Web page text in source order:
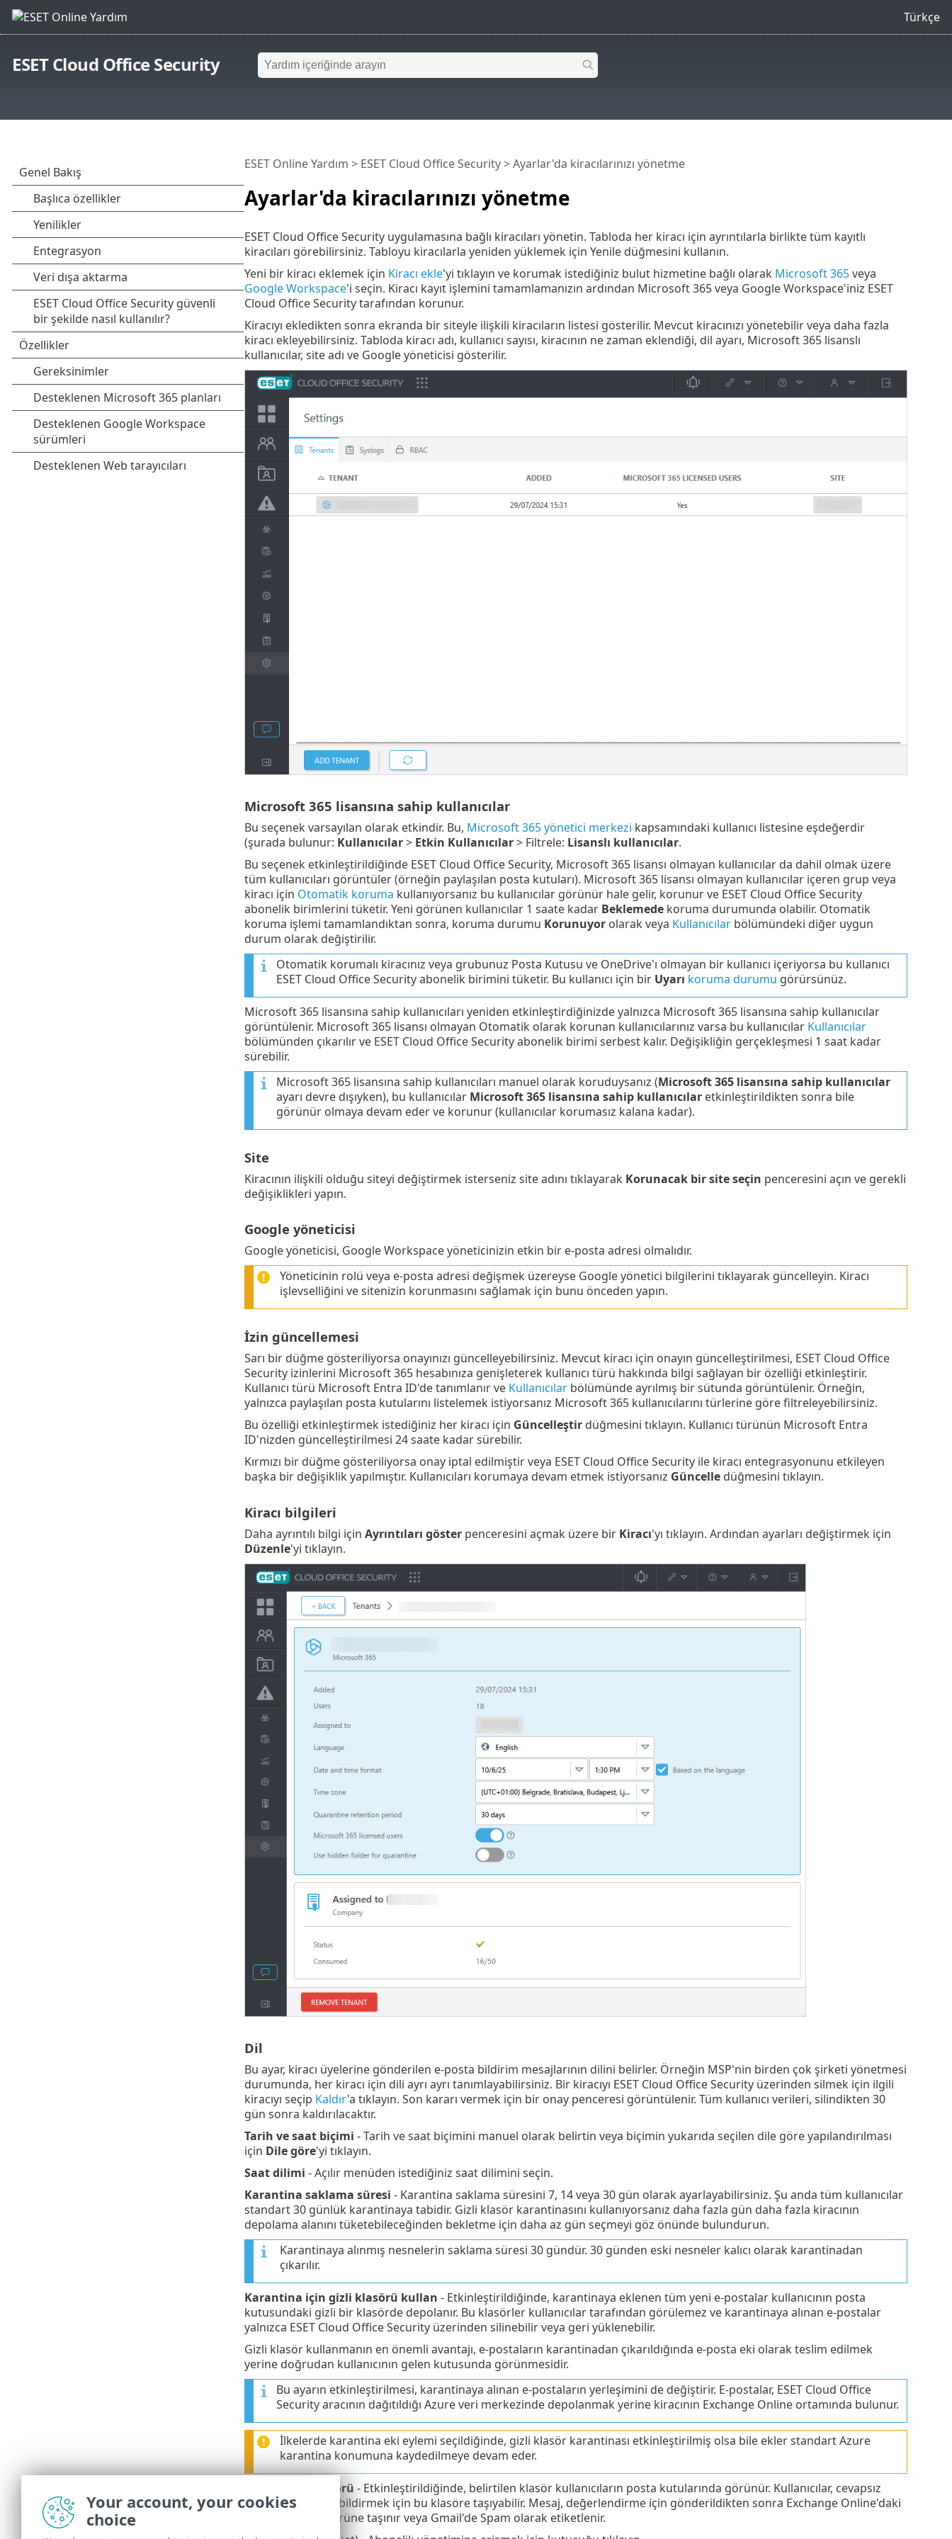
Türkçe
ESET Cloud Office Security
Ayarlar'da kiracılarınızı yönetme
ESET Online Yardım > ESET Cloud Office Security>Ayarlar'da kiracılarınızı yönetme
ESET Cloud Office Security uygulamasına bağlı kiracıları yönetin. Tabloda her kiracı için ayrıntılarla birlikte tüm kayıtlı
kiracıları görebilirsiniz. Tabloyu kiracılarla yeniden yüklemek için Yenile düğmesini kullanın.
Yeni bir kiracı eklemek için Kiracı ekle'yi tıklayın ve korumak istediğiniz bulut hizmetine bağlı olarak Microsoft 365veya
Google Workspace'i seçin. Kiracı kayıt işlemini tamamlamanızın ardından Microsoft 365 veya Google Workspace'iniz ESET
Cloud Office Security tarafından korunur.
Kiracıyı ekledikten sonra ekranda bir siteyle ilişkili kiracıların listesi gösterilir. Mevcut kiracınızı yönetebilir veya daha fazla
kiracı ekleyebilirsiniz. Tabloda kiracı adı, kullanıcı sayısı, kiracının ne zaman eklendiği, dil ayarı, Microsoft 365 lisanslı
kullanıcılar, site adı ve Google yöneticisi gösterilir.
Microsoft 365 lisansına sahip kullanıcılar
Bu seçenek varsayılan olarak etkindir. Bu, Microsoft 365 yönetici merkezi kapsamındaki kullanıcı listesine eşdeğerdir
(şurada bulunur: Kullanıcılar> Etkin Kullanıcılar> Filtrele: Lisanslı kullanıcılar.
Bu seçenek etkinleştirildiğinde ESET Cloud Office Security, Microsoft 365 lisansı olmayan kullanıcılar da dahil olmak üzere
tüm kullanıcıları görüntüler (örneğin paylaşılan posta kutuları). Microsoft 365 lisansı olmayan kullanıcılar içeren grup veya
kiracı için Otomatik koruma kullanıyorsanız bu kullanıcılar görünür hale gelir, korunur ve ESET Cloud Office Security
abonelik birimlerini tüketir. Yeni görünen kullanıcılar 1 saate kadar Beklemedekoruma durumunda olabilir. Otomatik
koruma işlemi tamamlandıktan sonra, koruma durumu Korunuyorolarak veya Kullanıcılarbölümündeki diğer uygun
durum olarak değiştirilir.
Otomatik korumalı kiracınız veya grubunuz Posta Kutusu ve OneDrive'ı olmayan bir kullanıcı içeriyorsa bu kullanıcı
ESET Cloud Office Security abonelik birimini tüketir. Bu kullanıcı için bir Uyarı koruma durumu görürsünüz.
Microsoft 365 lisansına sahip kullanıcıları yeniden etkinleştirdiğinizde yalnızca Microsoft 365 lisansına sahip kullanıcılar
görüntülenir. Microsoft 365 lisansı olmayan Otomatik olarak korunan kullanıcılarınız varsa bu kullanıcılar Kullanıcılar
bölümünden çıkarılır ve ESET Cloud Office Security abonelik birimi serbest kalır. Değişikliğin gerçekleşmesi 1 saat kadar
sürebilir.
Microsoft 365 lisansına sahip kullanıcıları manuel olarak koruduysanız (Microsoft 365 lisansına sahip kullanıcılar
ayarı devre dışıyken), bu kullanıcılar Microsoft 365 lisansına sahip kullanıcılaretkinleştirildikten sonra bile
görünür olmaya devam eder ve korunur (kullanıcılar korumasız kalana kadar).
Site
Kiracının ilişkili olduğu siteyi değiştirmek isterseniz site adını tıklayarak Korunacak bir site seçin penceresini açın ve gerekli
değişiklikleri yapın.
Google yöneticisi
Google yöneticisi, Google Workspace yöneticinizin etkin bir e-posta adresi olmalıdır.
Yöneticinin rolü veya e-posta adresi değişmek üzereyse Google yönetici bilgilerini tıklayarak güncelleyin. Kiracı
işlevselliğini ve sitenizin korunmasını sağlamak için bunu önceden yapın.
İzin güncellemesi
Sarı bir düğme gösteriliyorsa onayınızı güncelleyebilirsiniz. Mevcut kiracı için onayın güncelleştirilmesi, ESET Cloud Office
Security izinlerini Microsoft 365 hesabınıza genişleterek kullanıcı türü hakkında bilgi sağlayan bir özelliği etkinleştirir.
Kullanıcı türü Microsoft Entra ID'de tanımlanır ve Kullanıcılarbölümünde ayrılmış bir sütunda görüntülenir. Örneğin,
yalnızca paylaşılan posta kutularını listelemek istiyorsanız Microsoft 365 kullanıcılarını türlerine göre filtreleyebilirsiniz.
Bu özelliği etkinleştirmek istediğiniz her kiracı için Güncelleştirdüğmesini tıklayın. Kullanıcı türünün Microsoft Entra
ID'nizden güncelleştirilmesi 24 saate kadar sürebilir.
Kırmızı bir düğme gösteriliyorsa onay iptal edilmiştir veya ESET Cloud Office Security ile kiracı entegrasyonunu etkileyen
başka bir değişiklik yapılmıştır. Kullanıcıları korumaya devam etmek istiyorsanız Güncelledüğmesini tıklayın.
Kiracı bilgileri
Daha ayrıntılı bilgi için Ayrıntıları gösterpenceresini açmak üzere bir Kiracı'yı tıklayın. Ardından ayarları değiştirmek için
Düzenle'yi tıklayın.
Dil
Bu ayar, kiracı üyelerine gönderilen e-posta bildirim mesajlarının dilini belirler. Örneğin MSP'nin birden çok şirketi yönetmesi
durumunda, her kiracı için dili ayrı ayrı tanımlayabilirsiniz. Bir kiracıyı ESET Cloud Office Security üzerinden silmek için ilgili
kiracıyı seçip Kaldır'a tıklayın. Son kararı vermek için bir onay penceresi görüntülenir. Tüm kullanıcı verileri, silindikten 30
gün sonra kaldırılacaktır.
Tarih ve saat biçimi - Tarih ve saat biçimini manuel olarak belirtin veya biçimin yukarıda seçilen dile göre yapılandırılması
için Dile göre'yi tıklayın.
Saat dilimi - Açılır menüden istediğiniz saat dilimini seçin.
Karantina saklama süresi - Karantina saklama süresini 7, 14 veya 30 gün olarak ayarlayabilirsiniz. Şu anda tüm kullanıcılar
standart 30 günlük karantinaya tabidir. Gizli klasör karantinasını kullanıyorsanız daha fazla gün daha fazla kiracının
depolama alanını tüketebileceğinden bekletme için daha az gün seçmeyi göz önünde bulundurun.
Karantinaya alınmış nesnelerin saklama süresi 30 gündür. 30 günden eski nesneler kalıcı olarak karantinadan
çıkarılır.
Karantina için gizli klasörü kullan - Etkinleştirildiğinde, karantinaya eklenen tüm yeni e-postalar kullanıcının posta
kutusundaki gizli bir klasörde depolanır. Bu klasörler kullanıcılar tarafından görülemez ve karantinaya alınan e-postalar
yalnızca ESET Cloud Office Security üzerinden silinebilir veya geri yüklenebilir.
Gizli klasör kullanmanın en önemli avantajı, e-postaların karantinadan çıkarıldığında e-posta eki olarak teslim edilmek
yerine doğrudan kullanıcının gelen kutusunda görünmesidir.
Bu ayarın etkinleştirilmesi, karantinaya alınan e-postaların yerleşimini de değiştirir. E-postalar, ESET Cloud Office
Security aracının dağıtıldığı Azure veri merkezinde depolanmak yerine kiracının Exchange Online ortamında bulunur.
İlkelerde karantina eki eylemi seçildiğinde, gizli klasör karantinası etkinleştirilmiş olsa bile ekler standart Azure
karantina konumuna kaydedilmeye devam eder.
SPAM bildir klasörü - Etkinleştirildiğinde, belirtilen klasör kullanıcıların posta kutularında görünür. Kullanıcılar, cevapsız
spam mesajlarını bildirmek için bu klasöre taşıyabilir. Mesaj, değerlendirme için gönderildikten sonra Exchange Online'daki
İstenmeyen klasörüne taşınır veya Gmail'de Spam olarak etiketlenir.
Your account, your cookies
choice